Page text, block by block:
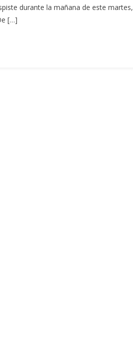
durante la mañana de este martes,
[…]